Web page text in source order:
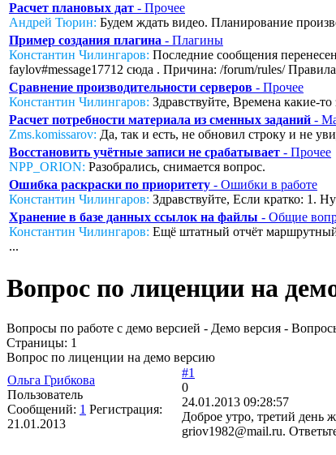
Расчет плановых дат - Прочее
Андрей Тюрин: Будем ждать видео. Планирование
Пример создания плагина - Плагины
Константин Чилингаров: Последние сообщения
faylov#message17712 сюда . Причина: /forum/rules/
Сравнение производительности серверов - Прочее
Константин Чилингаров: Здравствуйте, Времена какие-
Расчет потребности материала из сменных заданий -
Zms.komissarov: Да, так и есть, не обновил строку и не
Восстановить учётные записи не срабатывает - Прочее
NPP_ORION: Разобрались, снимается вопрос.
Ошибка раскраски по приоритету - Ошибки в работе
Константин Чилингаров: Здравствуйте, Если кратко: 1.
Хранение в базе данных ссылок на файлы - Общие
Константин Чилингаров: Ещё штатный отчёт маршрутный
...
Вопрос по лиценции на
Вопросы по работе с демо версией - Демо версия -
Страницы: 1
Вопрос по лиценции на демо версию
Ольга Грибкова
Пользователь
Сообщений: 1 Регистрация:
21.01.2013
#1
0
24.01.2013 09:28:57
Доброе утро, третий день
griov1982@mail.ru.